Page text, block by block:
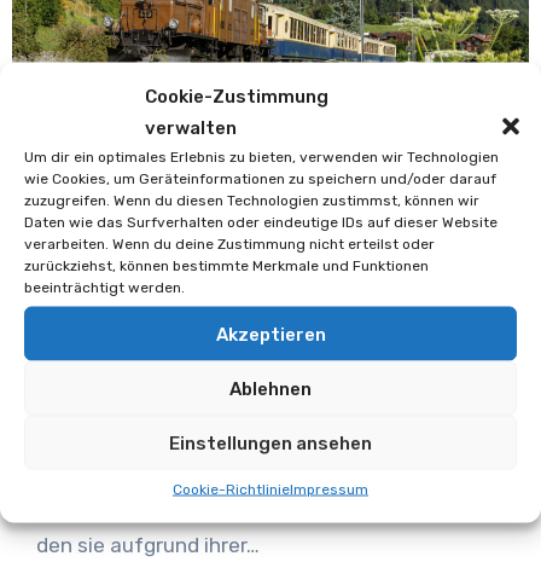
Cookie-Zustimmung
verwalten
Um dir ein optimales Erlebnis zu bieten, verwenden wir Technologien
wie Cookies, um Geräteinformationen zu speichern und/oder darauf
zuzugreifen. Wenn du diesen Technologien zustimmst, können wir
Daten wie das Surfverhalten oder eindeutige IDs auf dieser Website
verarbeiten. Wenn du deine Zustimmung nicht erteilst oder
zurückziehst, können bestimmte Merkmale und Funktionen
beeinträchtigt werden.
Akzeptieren
Ablehnen
Einstellungen ansehen
Cookie-RichtlinieImpressum
AktuellesMagazin
„Krokodil“ bald wieder zurück auf
Schweizer Schienen: RhB
restauriert Oldimerlokomotiven
1. Oktober 2025
Eisenbahnfans aus aller Welt kennen sie: Die
den sie aufgrund ihrer…